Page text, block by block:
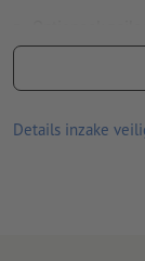
doek op een
Zeilogen
Optionele extra
Details inzake